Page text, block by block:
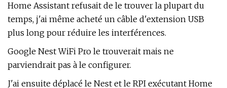
Home Assistant refusait de le trouver la plupart du
temps, j'ai même acheté un câble d'extension USB
plus long pour réduire les interférences.
Google Nest WiFi Pro le trouverait mais ne
parviendrait pas à le configurer.
J'ai ensuite déplacé le Nest et le RPI exécutant Home